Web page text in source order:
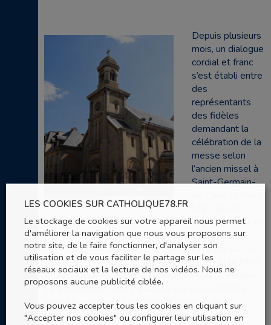
chapelle des Franciscaines –
St-Germain-en-Laye – Jean
WOITELLIER (@clochers.org)
Depuis plusieurs
mois, un dialogue
cordial et franc
s’est établi entre
des
représentants
des fidèles
demandant la
célébration de la
messe selon
l’ancien missel à
Saint-Germain-
vicaire général et
délégué de
l’évêque sur ce
sujet, et le Père
Bruno l’Hirondel, curé de la paroisse Saint-Germain.
Le 9 décembre 2022 avait eu lieu une rencontre
avec Monseigneur Luc Crepy à l’évêché de
Versailles.
LES COOKIES SUR CATHOLIQUE78.FR
Le stockage de cookies sur votre appareil nous permet
d'améliorer la navigation que nous vous proposons sur
notre site, de le faire fonctionner, d'analyser son
utilisation et de vous faciliter le partage sur les
réseaux sociaux et la lecture de nos vidéos. Nous ne
proposons aucune publicité ciblée.
Vous pouvez accepter tous les cookies en cliquant sur
"Accepter nos cookies" ou configurer leur utilisation en